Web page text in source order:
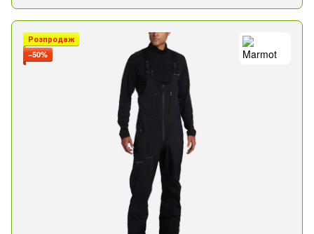
Розпродаж
−50%